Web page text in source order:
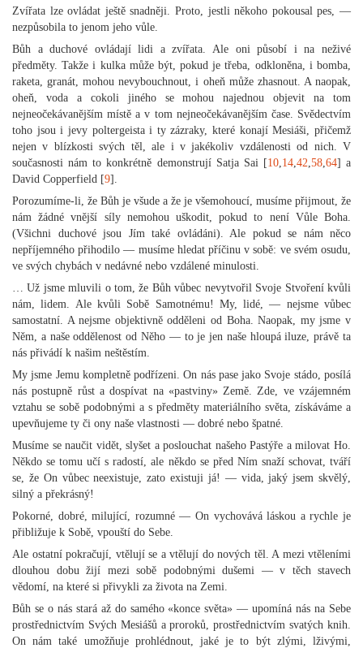
Zvířata lze ovládat ještě snadněji. Proto, jestli někoho pokousal pes, —
nezpůsobila to jenom jeho vůle.
Bůh a duchové ovládají lidi a zvířata. Ale oni působí i na neživé
předměty. Takže i kulka může být, pokud je třeba, odkloněna, i bomba,
raketa, granát, mohou nevybouchnout, i oheň může zhasnout. A naopak,
oheň, voda a cokoli jiného se mohou najednou objevit na tom
nejneočekávanějším místě a v tom nejneočekávanějším čase. Svědectvím
toho jsou i jevy poltergeista i ty zázraky, které konají Mesiáši, přičemž
nejen v blízkosti svých těl, ale i v jakékoliv vzdálenosti od nich. V
současnosti nám to konkrétně demonstrují Satja Sai [10,14,42,58,64] a
David Copperfield [9].
Porozumíme-li, že Bůh je všude a že je všemohoucí, musíme přijmout, že
nám žádné vnější síly nemohou uškodit, pokud to není Vůle Boha.
(Všichni duchové jsou Jím také ovládáni). Ale pokud se nám něco
nepříjemného přihodilo — musíme hledat příčinu v sobě: ve svém osudu,
ve svých chybách v nedávné nebo vzdálené minulosti.
… Už jsme mluvili o tom, že Bůh vůbec nevytvořil Svoje Stvoření kvůli
nám, lidem. Ale kvůli Sobě Samotnému! My, lidé, — nejsme vůbec
samostatní. A nejsme objektivně odděleni od Boha. Naopak, my jsme v
Něm, a naše oddělenost od Něho — to je jen naše hloupá iluze, právě ta
nás přivádí k našim neštěstím.
My jsme Jemu kompletně podřízeni. On nás pase jako Svoje stádo, posílá
nás postupně růst a dospívat na «pastviny» Země. Zde, ve vzájemném
vztahu se sobě podobnými a s předměty materiálního světa, získáváme a
upevňujeme ty či ony naše vlastnosti — dobré nebo špatné.
Musíme se naučit vidět, slyšet a poslouchat našeho Pastýře a milovat Ho.
Někdo se tomu učí s radostí, ale někdo se před Ním snaží schovat, tváří
se, že On vůbec neexistuje, zato existuji já! — vida, jaký jsem skvělý,
silný a překrásný!
Pokorné, dobré, milující, rozumné — On vychovává láskou a rychle je
přibližuje k Sobě, vpouští do Sebe.
Ale ostatní pokračují, vtělují se a vtělují do nových těl. A mezi vtěleními
dlouhou dobu žijí mezi sobě podobnými dušemi — v těch stavech
vědomí, na které si přivykli za života na Zemi.
Bůh se o nás stará až do samého «konce světa» — upomíná nás na Sebe
prostřednictvím Svých Mesiášů a proroků, prostřednictvím svatých knih.
On nám také umožňuje prohlédnout, jaké je to být zlými, lživými,